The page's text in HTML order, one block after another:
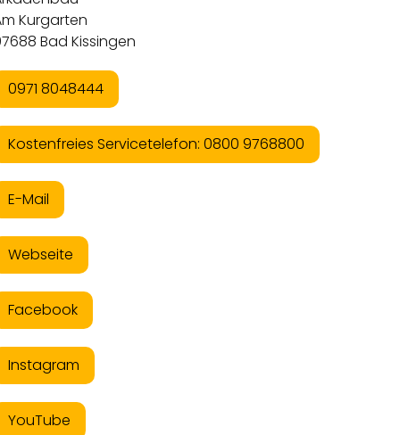
Kurgarten
Bad Kissingen
0971 8048444
Kostenfreies Servicetelefon: 0800 9768800
E-Mail
Webseite
Facebook
Instagram
YouTube